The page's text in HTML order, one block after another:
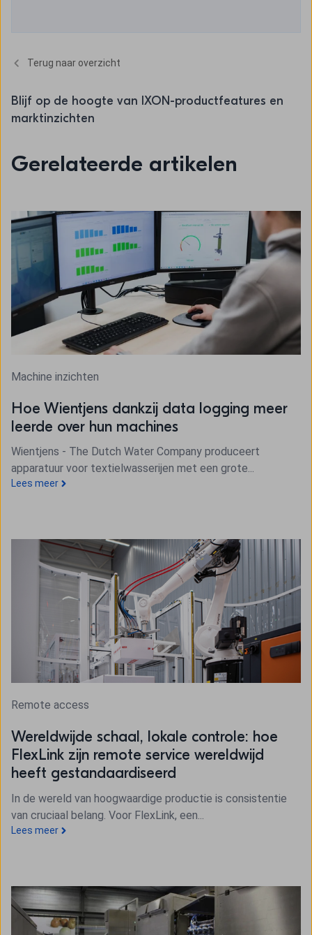
Terug naar overzicht
Blijf op de hoogte van IXON-productfeatures en
marktinzichten
Gerelateerde artikelen
Machine inzichten
Hoe Wientjens dankzij data logging meer
leerde over hun machines
Wientjens - The Dutch Water Company produceert
apparatuur voor textielwasserijen met een grote...
Lees meer
Remote access
Wereldwijde schaal, lokale controle: hoe
FlexLink zijn remote service wereldwijd
heeft gestandaardiseerd
In de wereld van hoogwaardige productie is consistentie
van cruciaal belang. Voor FlexLink, een...
Lees meer